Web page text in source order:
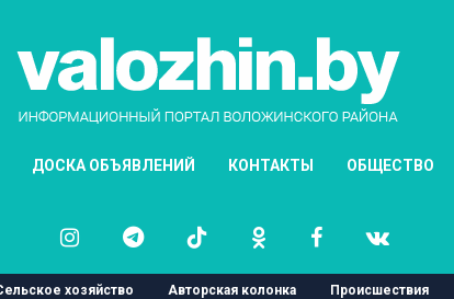
ДОСКА ОБЪЯВЛЕНИЙ КОНТАКТЫ ОБЩЕСТВО
хозяйство Авторская колонка Происшествия